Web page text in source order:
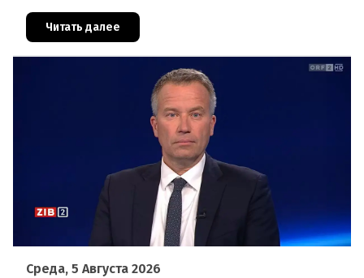
Грац.Причиной столь жесткой экономии
Читать далее
Среда, 5 Августа 2026